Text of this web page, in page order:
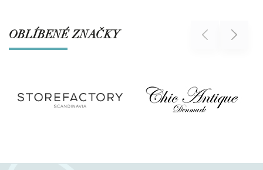
OBLÍBENÉ ZNAČKY Previous Next